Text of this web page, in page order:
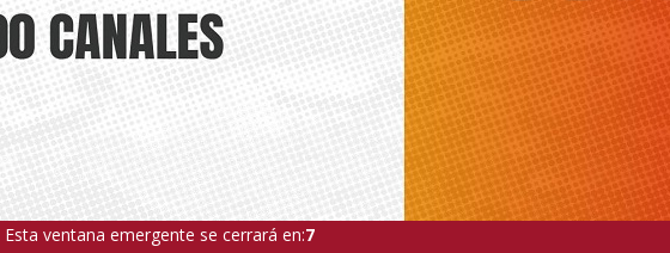
Esta ventana emergente se cerrará en:5